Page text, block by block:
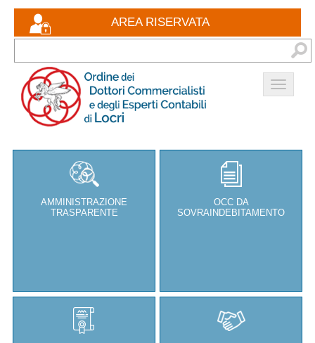
AREA RISERVATA
Eventi formativi
Documenti
Bacheca
Contatti
AMMINISTRAZIONE
TRASPARENTE
OCC DA
SOVRAINDEBITAMENTO